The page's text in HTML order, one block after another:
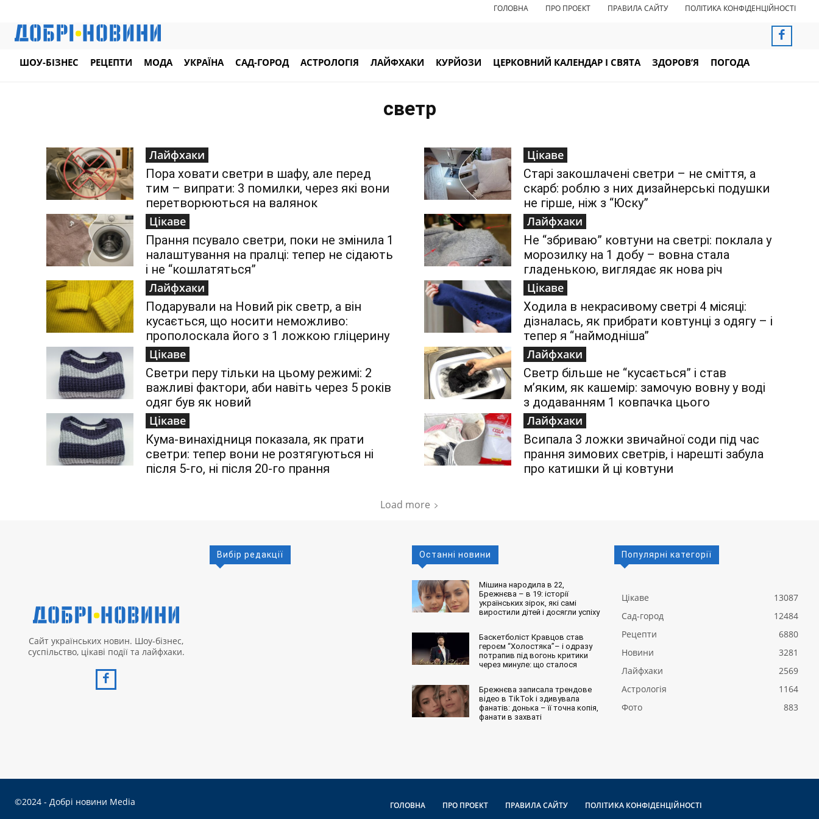
ГОЛОВНА ПРО ПРОЕКТ ПРАВИЛА САЙТУ ПОЛІТИКА КОНФІДЕНЦІЙНОСТІ
ШОУ-БІЗНЕС РЕЦЕПТИ МОДА УКРАЇНА САД-ГОРОД АСТРОЛОГІЯ ЛАЙФХАКИ КУРЙОЗИ ЦЕРКОВНИЙ КАЛЕНДАР І СВЯТА ЗДОРОВ’Я ПОГОДА
светр
Лайфхаки
Пора ховати светри в шафу, але перед
тим – випрати: 3 помилки, через які вони
перетворюються на валянок
Цікаве
Старі закошлачені светри – не сміття, а
скарб: роблю з них дизайнерські подушки
не гірше, ніж з “Юску”
Цікаве
Прання псувало светри, поки не змінила 1
налаштування на пралці: тепер не сідають
і не “кошлатяться”
Лайфхаки
Не “збриваю” ковтуни на светрі: поклала у
морозилку на 1 добу – вовна стала
гладенькою, виглядає як нова річ
Лайфхаки
Подарували на Новий рік светр, а він
кусається, що носити неможливо:
прополоскала його з 1 ложкою гліцерину
Цікаве
Ходила в некрасивому светрі 4 місяці:
дізналась, як прибрати ковтунці з одягу – і
тепер я “наймодніша”
Цікаве
Светри перу тільки на цьому режимі: 2
важливі фактори, аби навіть через 5 років
одяг був як новий
Лайфхаки
Светр більше не “кусається” і став
м’яким, як кашемір: замочую вовну у воді
з додаванням 1 ковпачка цього
Цікаве
Кума-винахідниця показала, як прати
светри: тепер вони не розтягуються ні
після 5-го, ні після 20-го прання
Лайфхаки
Всипала 3 ложки звичайної соди під час
прання зимових светрів, і нарешті забула
про катишки й ці ковтуни
Load more
Сайт українських новин. Шоу-бізнес,
суспільство, цікаві події та лайфхаки.
Вибір редакції Останні новини
Мішина народила в 22,
Брежнєва – в 19: історії
українських зірок, які самі
виростили дітей і досягли успіху
Баскетболіст Кравцов став
героєм “Холостяка”– і одразу
потрапив під вогонь критики
через минуле: що сталося
Брежнєва записала трендове
відео в TikTok і здивувала
фанатів: донька – її точна копія,
фанати в захваті
Популярні категорії
Цікаве
13087
Сад-город
12484
Рецепти
6880
Новини
3281
Лайфхаки
2569
Астрологія
1164
Фото
883
©2024 - Добрі новини Media ГОЛОВНА ПРО ПРОЕКТ ПРАВИЛА САЙТУ ПОЛІТИКА КОНФІДЕНЦІЙНОСТІ